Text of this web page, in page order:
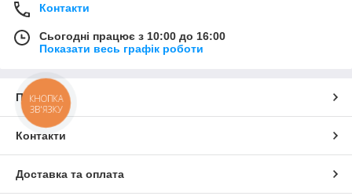
Контакти
Сьогодні працює з 10:00 до 16:00
Показати весь графік роботи
Про нас
Контакти
Доставка та оплата
КНОПКА
ЗВ'ЯЗКУ